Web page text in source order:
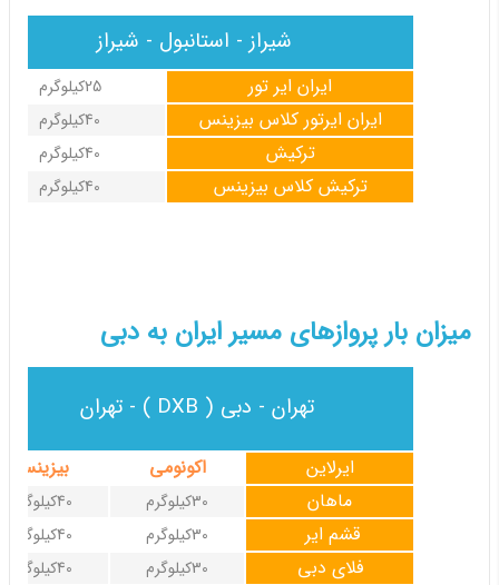
شیراز - استانبول - شیراز
25کیلوگرم ایران ایر تور
40کیلوگرم ایران ایرتور کلاس بیزینس
40کیلوگرم ترکیش
40کیلوگرم ترکیش کلاس بیزینس
میزان بار پروازهای مسیر ایران به دبی
تهران - دبی ( DXB ) - تهران
بیزینس اکونومی ایرلاین
40کیلوگرم 30کیلوگرم ماهان
40کیلوگرم 30کیلوگرم قشم ایر
40کیلوگرم 30کیلوگرم فلای دبی